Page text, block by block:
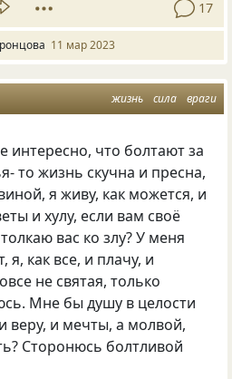
17
11 мар 2023
жизнь сила враги
что болтают за
то жизнь скучна и пресна,
я живу, как можется, и
и хулу, если вам своё
вас ко злу? У меня
я, как все, и плачу, и
не святая, только
Мне бы душу в целости
веру, и мечты, а молвой,
Сторонюсь болтливой